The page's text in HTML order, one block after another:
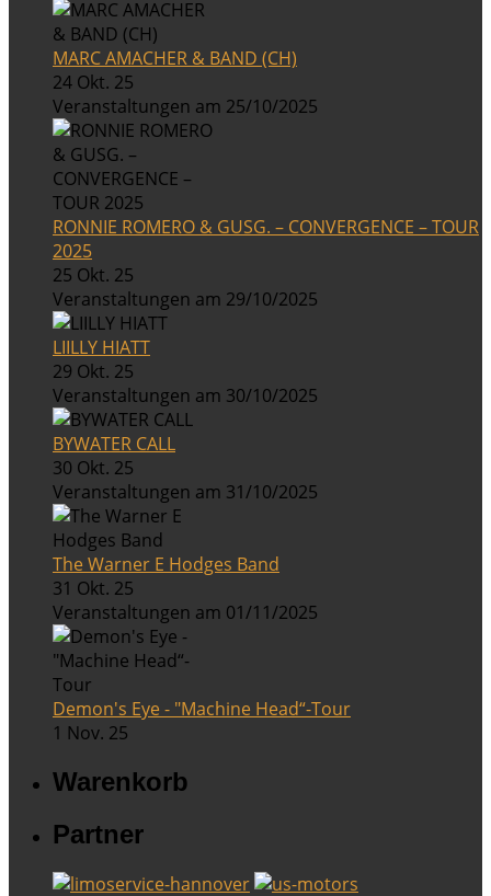
MARC AMACHER & BAND (CH)
24 Okt. 25
Veranstaltungen am 25/10/2025
RONNIE ROMERO & GUSG. – CONVERGENCE – TOUR
2025
25 Okt. 25
Veranstaltungen am 29/10/2025
LIILLY HIATT
29 Okt. 25
Veranstaltungen am 30/10/2025
BYWATER CALL
30 Okt. 25
Veranstaltungen am 31/10/2025
The Warner E Hodges Band
31 Okt. 25
Veranstaltungen am 01/11/2025
Demon's Eye - "Machine Head“-Tour
1 Nov. 25
Warenkorb
Partner